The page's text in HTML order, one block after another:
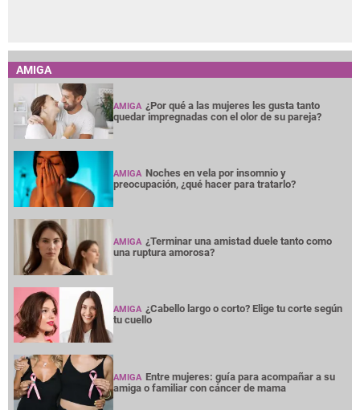
AMIGA
AMIGA ¿Por qué a las mujeres les gusta tanto
quedar impregnadas con el olor de su pareja?
AMIGA Noches en vela por insomnio y
preocupación, ¿qué hacer para tratarlo?
AMIGA ¿Terminar una amistad duele tanto como
una ruptura amorosa?
AMIGA ¿Cabello largo o corto? Elige tu corte según
tu cuello
AMIGA Entre mujeres: guía para acompañar a su
amiga o familiar con cáncer de mama